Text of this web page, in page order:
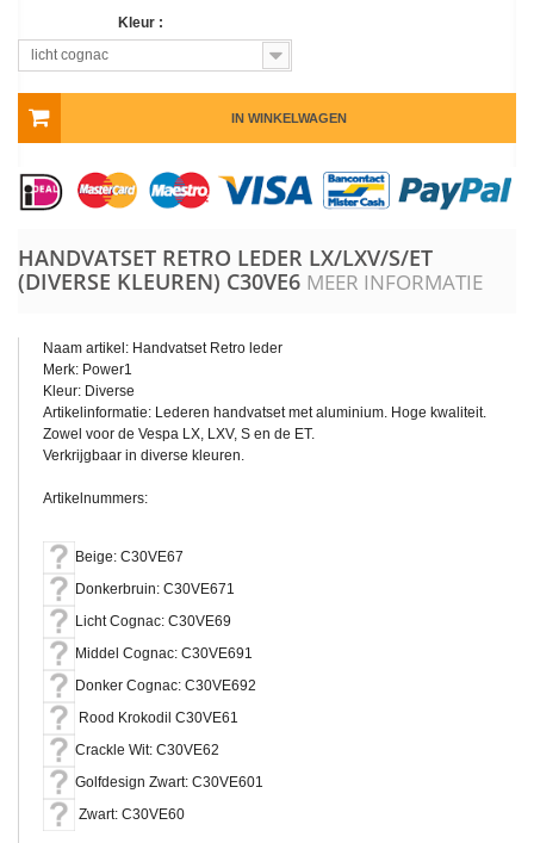
Kleur :
licht cognac
IN WINKELWAGEN
HANDVATSET RETRO LEDER LX/LXV/S/ET
(DIVERSE KLEUREN) C30VE6 MEER INFORMATIE
Naam artikel: Handvatset Retro leder
Merk: Power1
Kleur: Diverse
Artikelinformatie: Lederen handvatset met aluminium. Hoge kwaliteit.
Zowel voor de Vespa LX, LXV, S en de ET.
Verkrijgbaar in diverse kleuren.
Artikelnummers:
Beige: C30VE67
Donkerbruin: C30VE671
Licht Cognac: C30VE69
Middel Cognac: C30VE691
Donker Cognac: C30VE692
Rood Krokodil C30VE61
Crackle Wit: C30VE62
Golfdesign Zwart: C30VE601
Zwart: C30VE60